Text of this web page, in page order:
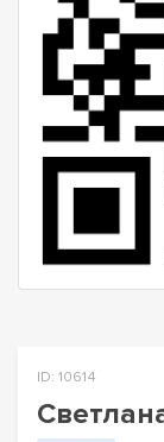
ID: 10614